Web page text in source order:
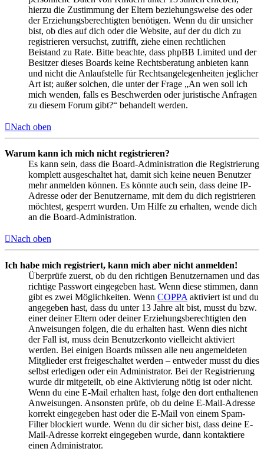
hierzu die Zustimmung der Eltern beziehungsweise des oder
der Erziehungsberechtigten benötigen. Wenn du dir unsicher
bist, ob dies auf dich oder die Website, auf der du dich zu
registrieren versuchst, zutrifft, ziehe einen rechtlichen
Beistand zu Rate. Bitte beachte, dass phpBB Limited und der
Besitzer dieses Boards keine Rechtsberatung anbieten kann
und nicht die Anlaufstelle für Rechtsangelegenheiten jeglicher
Art ist; außer solchen, die unter der Frage „An wen soll ich
mich wenden, falls es Beschwerden oder juristische Anfragen
zu diesem Forum gibt?“ behandelt werden.
Nach oben
Warum kann ich mich nicht registrieren?
Es kann sein, dass die Board-Administration die Registrierung
komplett ausgeschaltet hat, damit sich keine neuen Benutzer
mehr anmelden können. Es könnte auch sein, dass deine IP-
Adresse oder der Benutzername, mit dem du dich registrieren
möchtest, gesperrt wurden. Um Hilfe zu erhalten, wende dich
an die Board-Administration.
Nach oben
Ich habe mich registriert, kann mich aber nicht anmelden!
Überprüfe zuerst, ob du den richtigen Benutzernamen und das
richtige Passwort eingegeben hast. Wenn diese stimmen, dann
gibt es zwei Möglichkeiten. Wenn COPPA aktiviert ist und du
angegeben hast, dass du unter 13 Jahre alt bist, musst du bzw.
einer deiner Eltern oder deiner Erziehungsberechtigten den
Anweisungen folgen, die du erhalten hast. Wenn dies nicht
der Fall ist, muss dein Benutzerkonto vielleicht aktiviert
werden. Bei einigen Boards müssen alle neu angemeldeten
Mitglieder erst freigeschaltet werden – entweder musst du dies
selbst erledigen oder ein Administrator. Bei der Registrierung
wurde dir mitgeteilt, ob eine Aktivierung nötig ist oder nicht.
Wenn du eine E-Mail erhalten hast, folge den dort enthaltenen
Anweisungen. Ansonsten prüfe, ob du deine E-Mail-Adresse
korrekt eingegeben hast oder die E-Mail von einem Spam-
Filter blockiert wurde. Wenn du dir sicher bist, dass deine E-
Mail-Adresse korrekt eingegeben wurde, dann kontaktiere
einen Administrator.